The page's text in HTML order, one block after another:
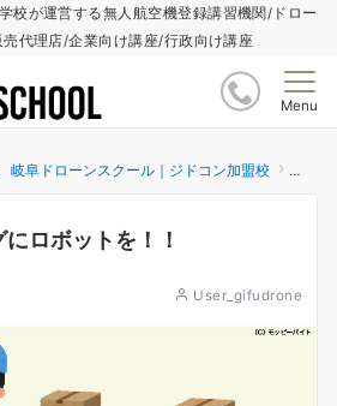
校が運営する無人航空機登録講習機関/ドロー
代理店/企業向け講座/行政向け講座
Menu
阜ドローンスクール｜ジドコン加盟校 更新
ロボットを！！
User_gifudrone